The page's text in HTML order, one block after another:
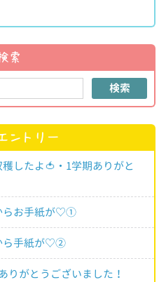
索
検索
ントリー
したよ🍅・1学期ありがと
らお手紙が♡①
ら手紙が♡②
がとうございました！